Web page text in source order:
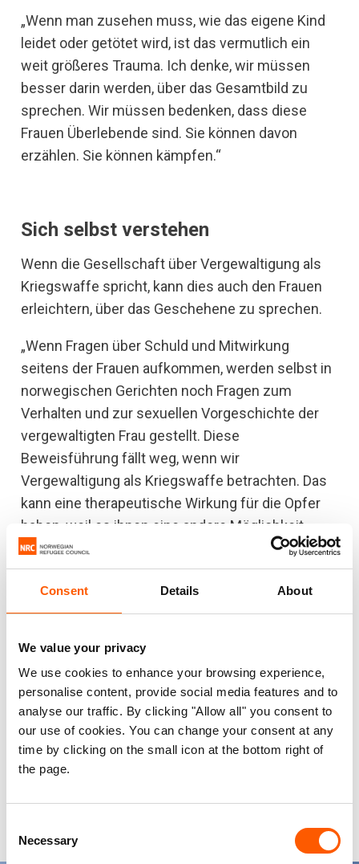
Consent Details About
We value your privacy
We use cookies to enhance your browsing experience,
personalise content, provide social media features and to
analyse our traffic. By clicking "Allow all" you consent to
our use of cookies. You can change your consent at any
time by clicking on the small icon at the bottom right of
the page.
Selection
Necessary
„Wenn man zusehen muss, wie das eigene Kind
leidet oder getötet wird, ist das vermutlich ein
weit größeres Trauma. Ich denke, wir müssen
besser darin werden, über das Gesamtbild zu
sprechen. Wir müssen bedenken, dass diese
Frauen Überlebende sind. Sie können davon
erzählen. Sie können kämpfen.“
Sich selbst verstehen
Wenn die Gesellschaft über Vergewaltigung als
Kriegswaffe spricht, kann dies auch den Frauen
erleichtern, über das Geschehene zu sprechen.
„Wenn Fragen über Schuld und Mitwirkung
seitens der Frauen aufkommen, werden selbst in
norwegischen Gerichten noch Fragen zum
Verhalten und zur sexuellen Vorgeschichte der
vergewaltigten Frau gestellt. Diese
Beweisführung fällt weg, wenn wir
Vergewaltigung als Kriegswaffe betrachten. Das
kann eine therapeutische Wirkung für die Opfer
haben, weil es ihnen eine andere Möglichkeit
aufzeigt, sich selbst zu verstehen, was sehr
wichtig sein kann“, sagt Skjelsbæk.
„Sie sagten, es sei sehr wichtig, im Therapieraum
über die Frauen zu sprechen, als seien sie
Kämpferinnen. Als seien sie gefallene
Soldatinnen, nicht, als hätten sie ein großes Tabu
erlebt, über das niemand spricht. In Bosnien
sprach ich mit einer Frau, die zu mir sagte: ‚Was
mir passiert ist, war nicht meine Schuld. Es war
ein internationales Verbrechen.’“